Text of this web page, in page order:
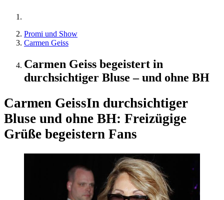
Promi und Show
Carmen Geiss
Carmen Geiss begeistert in
durchsichtiger Bluse – und ohne BH
Carmen GeissIn durchsichtiger
Bluse und ohne BH: Freizügige
Grüße begeistern Fans